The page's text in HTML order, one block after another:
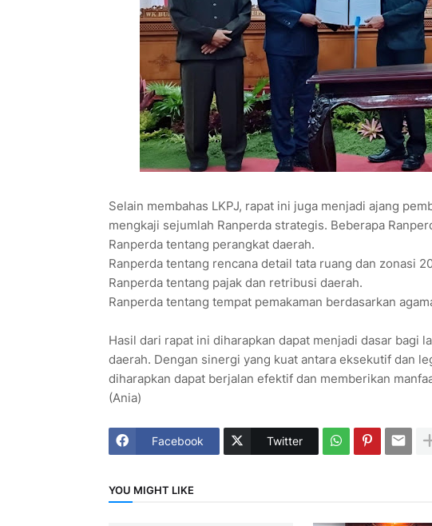
Selain membahas LKPJ, rapat ini juga menjadi ajang
mengkaji sejumlah Ranperda strategis. Beberapa
Ranperda tentang perangkat daerah.
Ranperda tentang rencana detail tata ruang dan zonasi
Ranperda tentang pajak dan retribusi daerah.
Ranperda tentang tempat pemakaman berdasarkan
Hasil dari rapat ini diharapkan dapat menjadi dasar bagi
daerah. Dengan sinergi yang kuat antara eksekutif dan
diharapkan dapat berjalan efektif dan memberikan
(Ania)
Facebook Twitter
YOU MIGHT LIKE